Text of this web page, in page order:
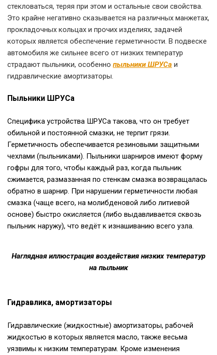
стекловаться, теряя при этом и остальные свои свойства.
Это крайне негативно сказывается на различных манжетах,
прокладочных кольцах и прочих изделиях, задачей
которых является обеспечение герметичности. В подвеске
автомобиля же сильнее всего от низких температур
страдают пыльники, особенно пыльники ШРУСа и
гидравлические амортизаторы.
Пыльники ШРУСа
Специфика устройства ШРУСа такова, что он требует
обильной и постоянной смазки, не терпит грязи.
Герметичность обеспечивается резиновыми защитными
чехлами (пыльниками). Пыльники шарниров имеют форму
гофры для того, чтобы каждый раз, когда пыльник
сжимается, размазанная по стенкам смазка возвращалась
обратно в шарнир. При нарушении герметичности любая
смазка (чаще всего, на молибденовой либо литиевой
основе) быстро окисляется (либо выдавливается сквозь
пыльник наружу), что ведёт к изнашиванию всего узла.
Наглядная иллюстрация воздействия низких температур
на пыльник
Гидравлика, амортизаторы
Гидравлические (жидкостные) амортизаторы, рабочей
жидкостью в которых является масло, также весьма
уязвимы к низким температурам. Кроме изменения